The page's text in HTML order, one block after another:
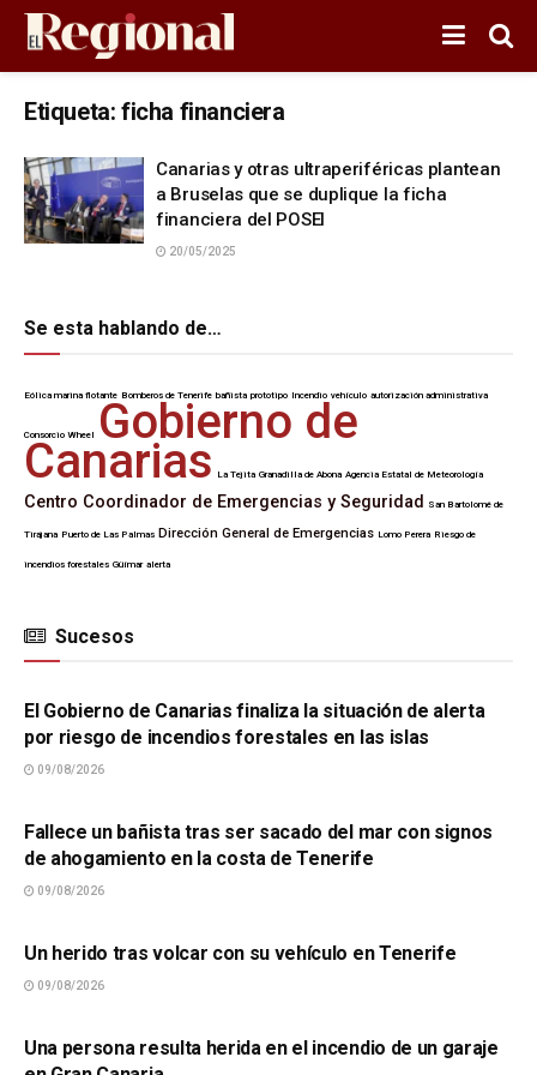
Etiqueta: ficha financiera
Canarias y otras ultraperiféricas plantean
a Bruselas que se duplique la ficha
financiera del POSEI
20/05/2025
Se esta hablando de…
Eólica marina flotante Bomberos de Tenerife bañista prototipo Incendio vehículo autorización administrativa
Consorcio Wheel Gobierno de
Canarias La Tejita Granadilla de Abona Agencia Estatal de Meteorología
Centro Coordinador de Emergencias y Seguridad San Bartolomé de
Tirajana Puerto de Las Palmas Dirección General de Emergencias Lomo Perera Riesgo de
incendios forestales Güímar alerta
Sucesos
SUCESOS
El Gobierno de Canarias finaliza la situación de alerta
por riesgo de incendios forestales en las islas
09/08/2026
Fallece un bañista tras ser sacado del mar con signos
de ahogamiento en la costa de Tenerife
09/08/2026
Un herido tras volcar con su vehículo en Tenerife
09/08/2026
Una persona resulta herida en el incendio de un garaje